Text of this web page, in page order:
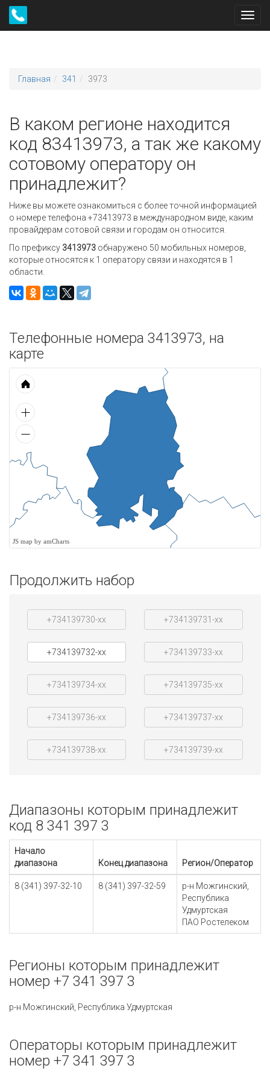
Главная 341 3973
В каком регионе находится
код 83413973, а так же какому
сотовому оператору он
принадлежит?
Ниже вы можете ознакомиться с более точной информацией
о номере телефона +73413973 в международном виде, каким
провайдерам сотовой связи и городам он относится.
По префиксу 3413973 обнаружено 50 мобильных номеров,
которые относятся к 1 оператору связи и находятся в 1
области.
Телефонные номера 3413973, на
карте
JS map by amCharts
Продолжить набор
+734139730-xx +734139731-xx
+734139732-xx +734139733-xx
+734139734-xx +734139735-xx
+734139736-xx +734139737-xx
+734139738-xx +734139739-xx
Диапазоны которым принадлежит
код 8 341 397 3
Начало
диапазона
Конец диапазона Регион/Оператор
8 (341) 397-32-10 8 (341) 397-32-59
р-н Можгинский,
Республика
Удмуртская
ПАО Ростелеком
Регионы которым принадлежит
номер +7 341 397 3
р-н Можгинский, Республика Удмуртская
Операторы которым принадлежит
номер +7 341 397 3